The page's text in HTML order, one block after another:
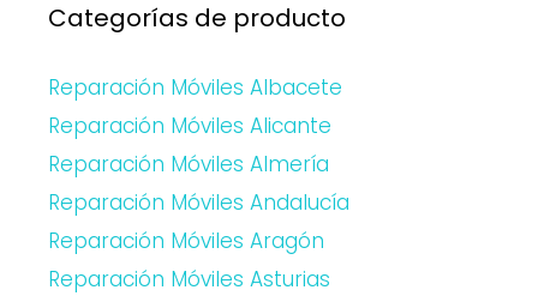
Categorías de producto
Reparación Móviles Albacete
Reparación Móviles Alicante
Reparación Móviles Almería
Reparación Móviles Andalucía
Reparación Móviles Aragón
Reparación Móviles Asturias